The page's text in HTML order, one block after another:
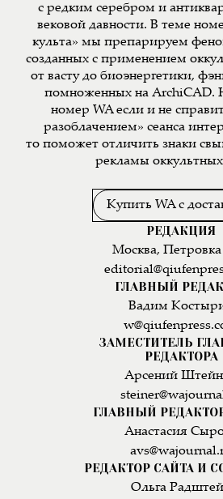
с редким серебром и
вековой давности. В теме
культа» мы препарируем
созданных с применением
от васту до биоэнергетики,
помноженных на ArchiCAD.
номер WA если и не
разоблачением» сеанса
то поможет отличить знаки
рекламы оккультных
Купить WA с
РЕДАКЦИЯ
Москва, Петровка
ГЛАВНЫЙ
Вадим
ЗАМЕСТИТЕЛЬ
РЕДАКТОРА
Арсений
ГЛАВНЫЙ
Анастасия
РЕДАКТОР САЙТА И
Ольга